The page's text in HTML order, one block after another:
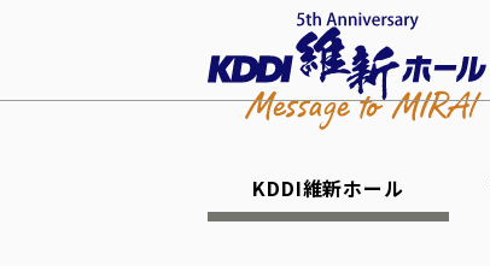
KDDI維新ホール